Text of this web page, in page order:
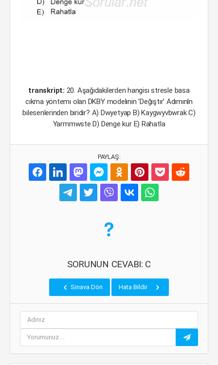
transkript: 20. Aşağıdakilerden hangisı stresle basa
cıkma yöntemı olan DKBY modelınin 'Değıştır' Adımınln
bılesenlerinden biridir? A) Dwyetyap B) Kaygwyvbwrak C)
Yarmmwste D) Denge kur E) Rahatla
PAYLAŞ:
SORUNUN CEVABI: C
Sınava Dön Hata Bildir